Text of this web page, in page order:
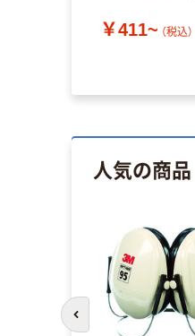
￥411~ （税込）
人気の商品
前のスライドへ